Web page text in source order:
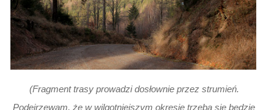
(Fragment trasy prowadzi dosłownie przez strumień.
Podejrzewam, że w wilgotniejszym okresie trzeba się będzie